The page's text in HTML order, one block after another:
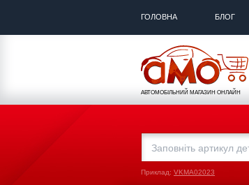
ГОЛОВНА БЛОГ
АВТОМОБІЛЬНИЙ МАГАЗИН ОНЛАЙН
Приклад: VKMA02023